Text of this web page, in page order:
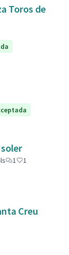
Toros de
soler
1
1
Creu